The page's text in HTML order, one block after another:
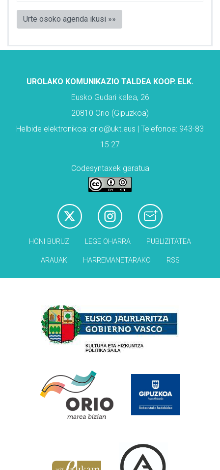
Urte osoko agenda ikusi »»
UROLAKO KOMUNIKAZIO TALDEA KOOP. ELK.
Eusko Gudari kalea, 26
20810 Orio (Gipuzkoa)
Helbide elektronikoa: orio@ukt.eus | Telefonoa: 943-83
15 27
Codesyntaxek garatua
HONI BURUZ LEGE OHARRA PUBLIZITATEA
ARAUAK HARREMANETARAKO RSS